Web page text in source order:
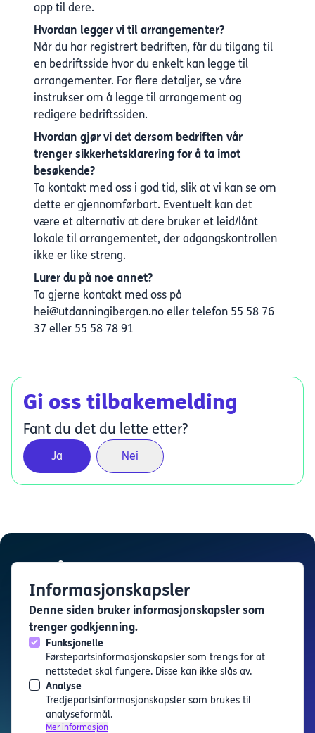
opp til dere.
Hvordan legger vi til arrangementer?
Når du har registrert bedriften, får du tilgang til
en bedriftsside hvor du enkelt kan legge til
arrangementer. For flere detaljer,se våre
instrukser om å legge til arrangement og
redigere bedriftssiden.
Hvordan gjør vi det dersom bedriften vår
trenger sikkerhetsklarering for å ta imot
besøkende?
Ta kontakt med oss i god tid, slik at vi kan se om
dette er gjennomførbart. Eventuelt kan det
være et alternativ at dere bruker et leid/lånt
lokale til arrangementet, der adgangskontrollen
ikke er like streng.
Lurer du på noe annet?
Ta gjerne kontakt med oss på
hei@utdanningibergen.no eller telefon 55 58 76
37 eller 55 58 78 91
Gi oss tilbakemelding
Fant du det du lette etter?
Ja Nei
Karrierekatapult
Karrierekatapult er en tjeneste levert av
Bergen
Finn arrangement
Artikler
Om oss
Personvern og informasjonskapsler
Informasjonskapsler
Denne siden bruker informasjonskapsler som
trenger godkjenning.
Funksjonelle
Førstepartsinformasjonskapsler som trengs for at
nettstedet skal fungere. Disse kan ikke slås av.
Analyse
Tredjepartsinformasjonskapsler som brukes til
analyseformål.
Mer informasjon